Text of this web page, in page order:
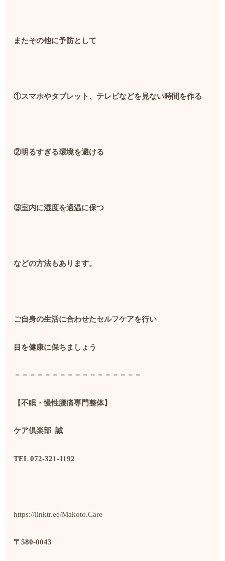
またその他に予防として
①スマホやタブレット、テレビなどを見ない時間を作る
②明るすぎる環境を避ける
③室内に湿度を適温に保つ
などの方法もあります。
ご自身の生活に合わせたセルフケアを行い
目を健康に保ちましょう
－－－－－－－－－－－－－－－－－
【不眠・慢性腰痛専門整体】
ケア倶楽部 誠
TEL 072-321-1192
https://linktr.ee/Makoto.Care
〒580-0043